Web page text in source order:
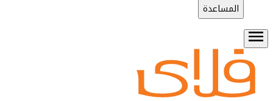
المساعدة